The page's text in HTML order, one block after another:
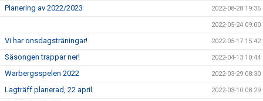
Planering av 2022/2023 2022-08-28 19:36
2022-05-24 09:00
Vi har onsdagsträningar! 2022-05-17 15:42
Säsongen trappar ner! 2022-04-13 10:44
Warbergsspelen 2022 2022-03-29 08:30
Lagträff planerad, 22 april 2022-03-10 08:29